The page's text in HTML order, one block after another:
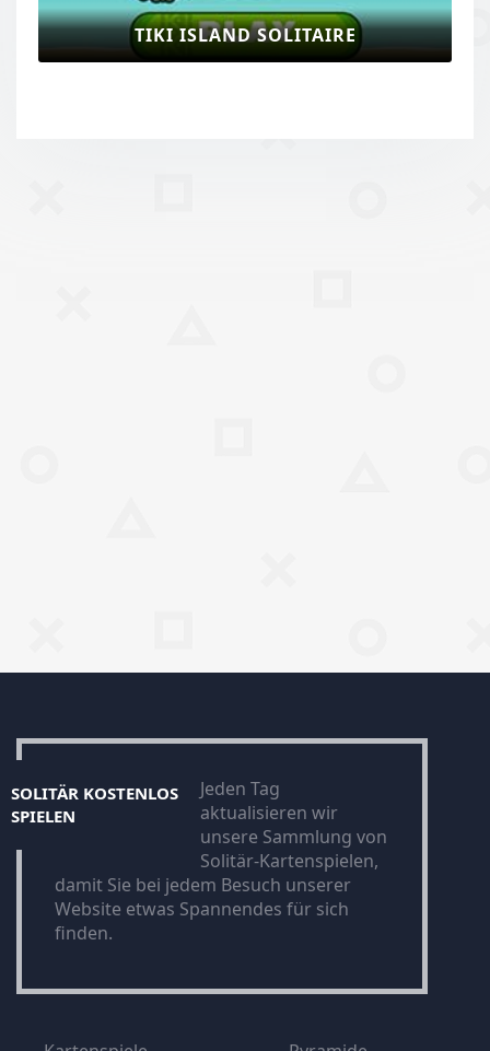
TIKI ISLAND SOLITAIRE
SOLITÄR KOSTENLOS
SPIELEN
Jeden Tag
aktualisieren wir
unsere Sammlung von
Solitär-Kartenspielen,
damit Sie bei jedem Besuch unserer
Website etwas Spannendes für sich
finden.